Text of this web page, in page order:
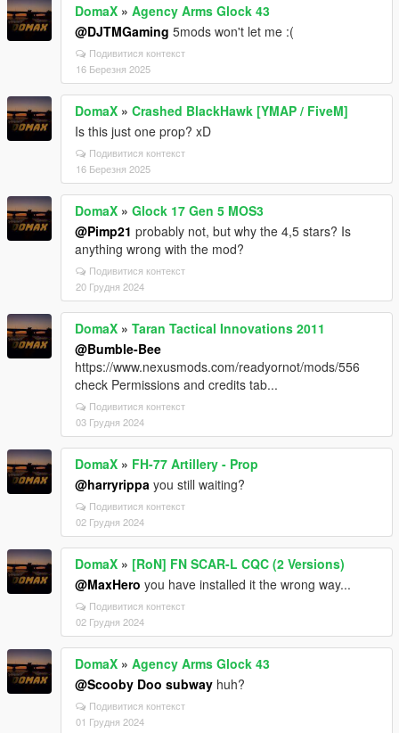
DomaX » Agency Arms Glock 43
@DJTMGaming 5mods won't let me :(
Подивитися контекст
16 Березня 2025
DomaX » Crashed BlackHawk [YMAP / FiveM]
Is this just one prop? xD
Подивитися контекст
16 Березня 2025
DomaX » Glock 17 Gen 5 MOS3
@Pimp21 probably not, but why the 4,5 stars? Is
anything wrong with the mod?
Подивитися контекст
20 Грудня 2024
DomaX » Taran Tactical Innovations 2011
@Bumble-Bee
https://www.nexusmods.com/readyornot/mods/556
check Permissions and credits tab...
Подивитися контекст
03 Грудня 2024
DomaX » FH-77 Artillery - Prop
@harryrippa you still waiting?
Подивитися контекст
02 Грудня 2024
DomaX » [RoN] FN SCAR-L CQC (2 Versions)
@MaxHero you have installed it the wrong way...
Подивитися контекст
02 Грудня 2024
DomaX » Agency Arms Glock 43
@Scooby Doo subway huh?
Подивитися контекст
01 Грудня 2024